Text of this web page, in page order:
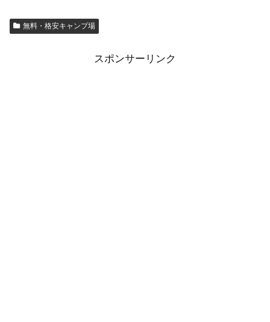
無料・格安キャンプ場
スポンサーリンク